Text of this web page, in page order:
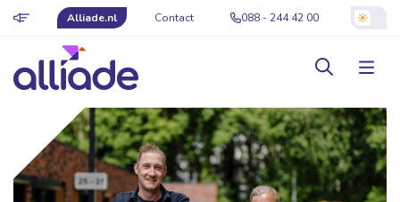
Alliade.nl Contact 088 - 244 42 00